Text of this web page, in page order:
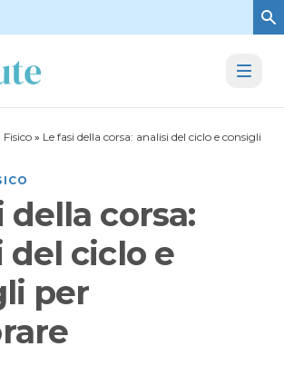
Fisico » Le fasi della corsa: analisi del ciclo e consigli
della corsa:
del ciclo e
per